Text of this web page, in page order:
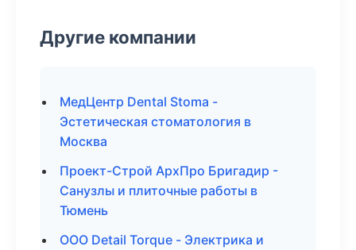
Другие компании
МедЦентр Dental Stoma -
Эстетическая стоматология в
Москва
Проект-Строй АрхПро Бригадир -
Санузлы и плиточные работы в
Тюмень
ООО Detail Torque - Электрика и